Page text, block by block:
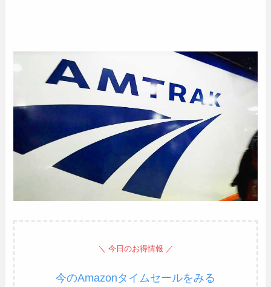
＼ 今日のお得情報 ／
今のAmazonタイムセールをみる